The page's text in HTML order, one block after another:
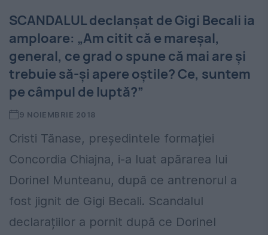
SCANDALUL declanșat de Gigi Becali ia
amploare: „Am citit că e mareşal,
general, ce grad o spune că mai are şi
trebuie să-şi apere oştile? Ce, suntem
pe câmpul de luptă?”
9 NOIEMBRIE 2018
Cristi Tănase, președintele formației
Concordia Chiajna, i-a luat apărarea lui
Dorinel Munteanu, după ce antrenorul a
fost jignit de Gigi Becali. Scandalul
declarațiilor a pornit după ce Dorinel